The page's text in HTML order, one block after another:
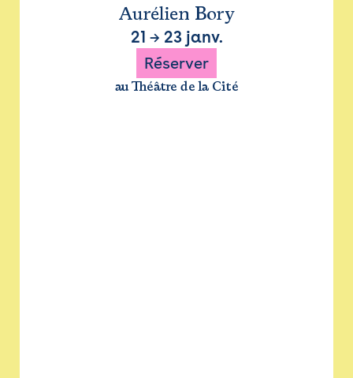
Aurélien Bory
21 → 23 janv.
Réserver
au Théâtre de la Cité